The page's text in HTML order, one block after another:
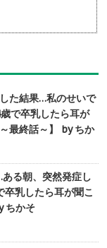
た結果…私のせいで
で卒乳したら耳が
最終話～】 by ちか
る朝、突然発症し
卒乳したら耳が聞こ
ちかそ